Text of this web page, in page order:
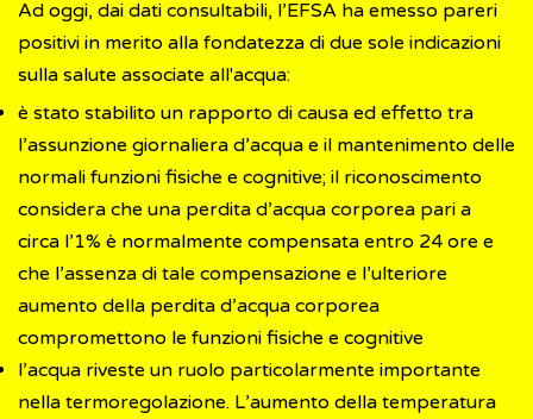
Ad oggi, dai dati consultabili, l’EFSA ha emesso pareri
positivi in merito alla fondatezza di due sole indicazioni
sulla salute associate all'acqua:
è stato stabilito un rapporto di causa ed effetto tra
l’assunzione giornaliera d’acqua e il mantenimento delle
normali funzioni fisiche e cognitive; il riconoscimento
considera che una perdita d’acqua corporea pari a
circa l’1% è normalmente compensata entro 24 ore e
che l’assenza di tale compensazione e l’ulteriore
aumento della perdita d’acqua corporea
compromettono le funzioni fisiche e cognitive
l’acqua riveste un ruolo particolarmente importante
nella termoregolazione. L’aumento della temperatura